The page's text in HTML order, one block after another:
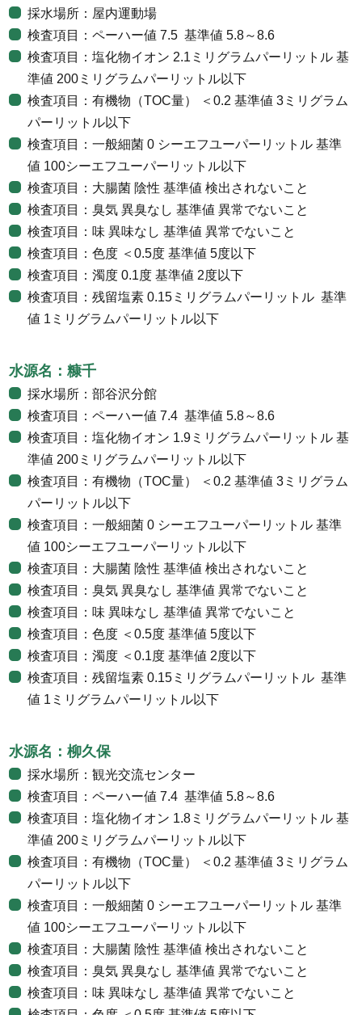
採水場所：屋内運動場
検査項目：ペーハー値 7.5 基準値 5.8～8.6
検査項目：塩化物イオン 2.1ミリグラムパーリットル 基
準値 200ミリグラムパーリットル以下
検査項目：有機物（TOC量） ＜0.2 基準値 3ミリグラム
パーリットル以下
検査項目：一般細菌 0 シーエフユーパーリットル 基準
値 100シーエフユーパーリットル以下
検査項目：大腸菌 陰性 基準値 検出されないこと
検査項目：臭気 異臭なし 基準値 異常でないこと
検査項目：味 異味なし 基準値 異常でないこと
検査項目：色度 ＜0.5度 基準値 5度以下
検査項目：濁度 0.1度 基準値 2度以下
検査項目：残留塩素 0.15ミリグラムパーリットル 基準
値 1ミリグラムパーリットル以下
水源名：糠千
採水場所：部谷沢分館
検査項目：ペーハー値 7.4 基準値 5.8～8.6
検査項目：塩化物イオン 1.9ミリグラムパーリットル 基
準値 200ミリグラムパーリットル以下
検査項目：有機物（TOC量） ＜0.2 基準値 3ミリグラム
パーリットル以下
検査項目：一般細菌 0 シーエフユーパーリットル 基準
値 100シーエフユーパーリットル以下
検査項目：大腸菌 陰性 基準値 検出されないこと
検査項目：臭気 異臭なし 基準値 異常でないこと
検査項目：味 異味なし 基準値 異常でないこと
検査項目：色度 ＜0.5度 基準値 5度以下
検査項目：濁度 ＜0.1度 基準値 2度以下
検査項目：残留塩素 0.15ミリグラムパーリットル 基準
値 1ミリグラムパーリットル以下
水源名：柳久保
採水場所：観光交流センター
検査項目：ペーハー値 7.4 基準値 5.8～8.6
検査項目：塩化物イオン 1.8ミリグラムパーリットル 基
準値 200ミリグラムパーリットル以下
検査項目：有機物（TOC量） ＜0.2 基準値 3ミリグラム
パーリットル以下
検査項目：一般細菌 0 シーエフユーパーリットル 基準
値 100シーエフユーパーリットル以下
検査項目：大腸菌 陰性 基準値 検出されないこと
検査項目：臭気 異臭なし 基準値 異常でないこと
検査項目：味 異味なし 基準値 異常でないこと